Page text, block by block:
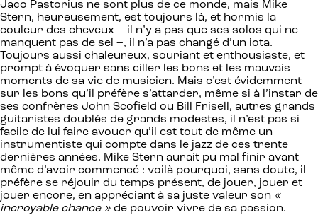
Jaco Pastorius ne sont plus de ce monde, mais Mike
Stern, heureusement, est toujours là, et hormis la
couleur des cheveux – il n’y a pas que ses solos qui ne
manquent pas de sel –, il n’a pas changé d’un iota.
Toujours aussi chaleureux, souriant et enthousiaste, et
prompt à évoquer sans ciller les bons et les mauvais
moments de sa vie de musicien. Mais c’est évidemment
sur les bons qu’il préfère s’attarder, même si à l’instar de
ses confrères John Scofield ou Bill Frisell, autres grands
guitaristes doublés de grands modestes, il n’est pas si
facile de lui faire avouer qu’il est tout de même un
instrumentiste qui compte dans le jazz de ces trente
dernières années. Mike Stern aurait pu mal finir avant
même d’avoir commencé : voilà pourquoi, sans doute, il
préfère se réjouir du temps présent, de jouer, jouer et
jouer encore, en appréciant à sa juste valeur son «
incroyable chance » de pouvoir vivre de sa passion.